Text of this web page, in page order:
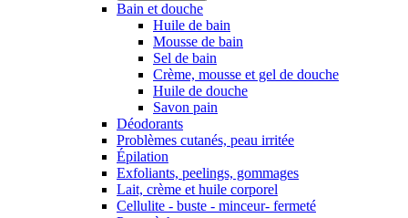
Bain et douche
Huile de bain
Mousse de bain
Sel de bain
Crème, mousse et gel de douche
Huile de douche
Savon pain
Déodorants
Problèmes cutanés, peau irritée
Épilation
Exfoliants, peelings, gommages
Lait, crème et huile corporel
Cellulite - buste - minceur- fermeté